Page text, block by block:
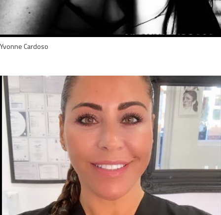
Yvonne Cardoso